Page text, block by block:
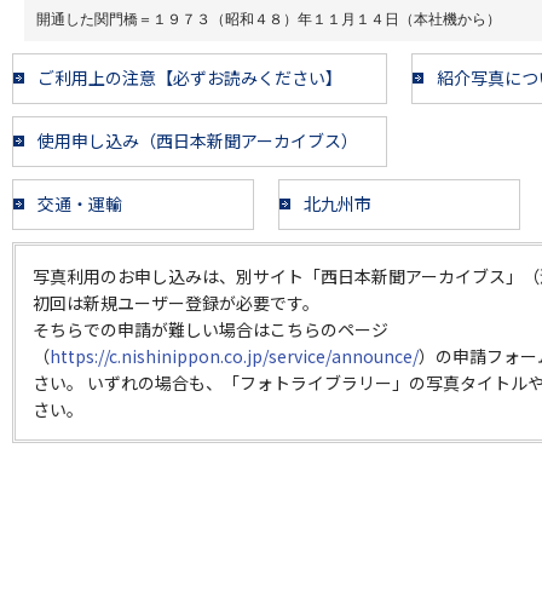
開通した関門橋＝１９７３（昭和４８）年１１月１４日（本社機から）
ご利用上の注意【必ずお読みください】 紹介写真に
使用申し込み（西日本新聞アーカイブス）
交通・運輸 北九州市
写真利用のお申し込みは、別サイト「西日本新聞アーカイブス」
初回は新規ユーザー登録が必要です。
そちらでの申請が難しい場合はこちらのページ
（https://c.nishinippon.co.jp/service/announce/）の申請フォ
さい。 いずれの場合も、「フォトライブラリー」の写真タイトル
さい。